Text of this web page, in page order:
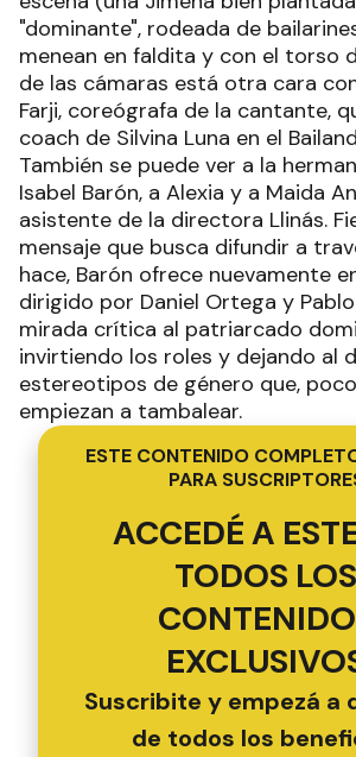
"dominante", rodeada de
menean en faldita y con el torso
de las cámaras está otra cara
Farji, coreógrafa de la cantante,
coach de Silvina Luna en el
También se puede ver a la
Isabel Barón, a Alexia y a Maida
asistente de la directora Llinás.
mensaje que busca difundir a
hace, Barón ofrece nuevamente
dirigido por Daniel Ortega y
mirada crítica al patriarcado
invirtiendo los roles y dejando al
estereotipos de género que,
empiezan a tambalear.
ESTE CONTENIDO
PARA
ACCEDÉ A
TODOS LOS
Suscribite y empezá a
de todos los